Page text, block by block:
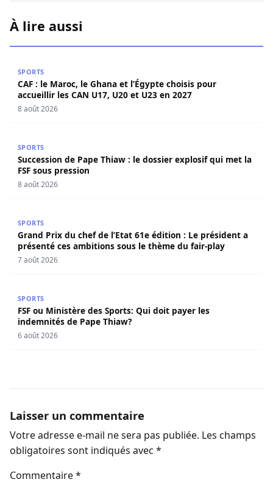
À lire aussi
SPORTS
CAF : le Maroc, le Ghana et l’Égypte choisis pour
accueillir les CAN U17, U20 et U23 en 2027
8 août 2026
SPORTS
Succession de Pape Thiaw : le dossier explosif qui met la
FSF sous pression
8 août 2026
SPORTS
Grand Prix du chef de l’Etat 61e édition : Le président a
présenté ces ambitions sous le thème du fair-play
7 août 2026
SPORTS
FSF ou Ministère des Sports: Qui doit payer les
indemnités de Pape Thiaw?
6 août 2026
Laisser un commentaire
Votre adresse e-mail ne sera pas publiée. Les champs
obligatoires sont indiqués avec *
Commentaire*